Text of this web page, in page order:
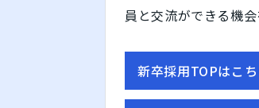
員と交流ができる機会
新卒採用TOPはこち